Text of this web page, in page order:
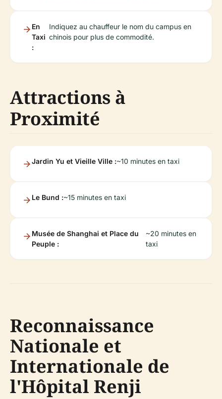
En
Taxi
:
Indiquez au chauffeur le nom du campus en
chinois pour plus de commodité.
Attractions à
Proximité
Jardin Yu et Vieille Ville :~10 minutes en taxi
Le Bund :~15 minutes en taxi
Musée de Shanghai et Place du
Peuple :
~20 minutes en
taxi
Reconnaissance
Nationale et
Internationale de
l'Hôpital Renji